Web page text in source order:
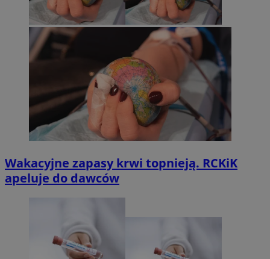
Wakacyjne zapasy krwi topnieją. RCKiK
apeluje do dawców